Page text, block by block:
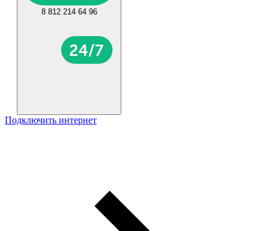
8 812 214 64 96
Подключить интернет